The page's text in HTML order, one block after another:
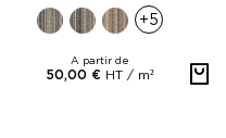
+5
A partir de
50,00 € HT / m²